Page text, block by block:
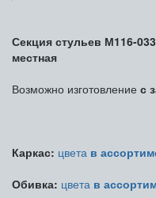
Секция стульев М116-
местная
Возможно изготовление с
Каркас: цвета в
Обивка: цвета в